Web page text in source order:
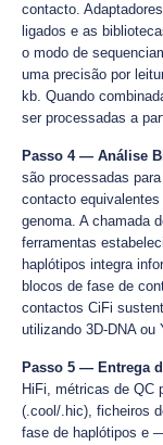
contacto.
ligados e as
o modo de
uma precisão por
kb. Quando
ser processadas a
Passo 4 — Análise
são processadas
contacto
genoma. A chamada
ferramentas
haplótipos integra
blocos de fase de
contactos CiFi
utilizando 3D-DNA ou
Passo 5 — Entrega
HiFi, métricas de QC
(.cool/.hic), ficheiros
fase de haplótipos e